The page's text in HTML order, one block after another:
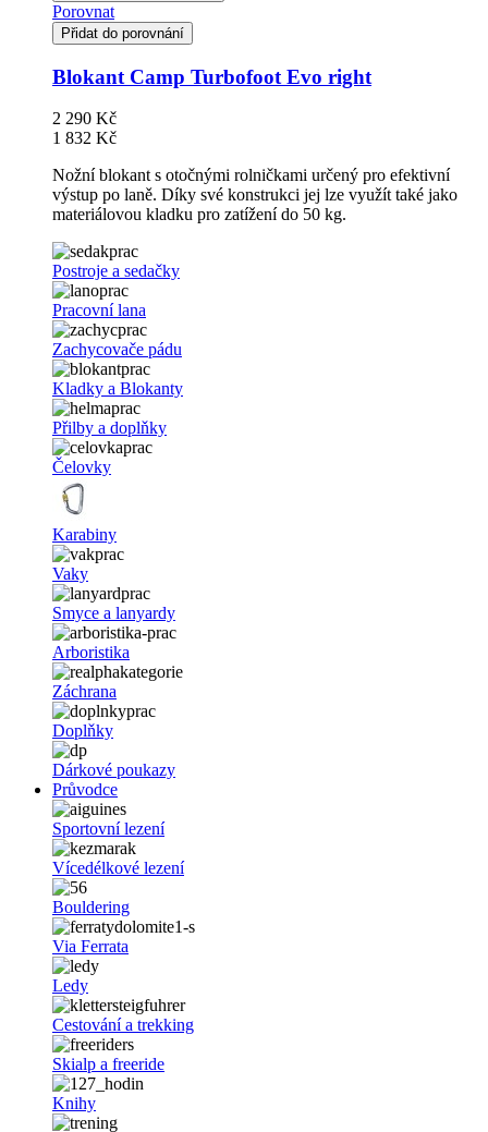
Porovnat
Přidat do porovnání
Blokant Camp Turbofoot Evo right
2 290 Kč
1 832 Kč
Nožní blokant s otočnými rolničkami určený pro efektivní
výstup po laně. Díky své konstrukci jej lze využít také jako
materiálovou kladku pro zatížení do 50 kg.
Postroje a sedačky
Pracovní lana
Zachycovače pádu
Kladky a Blokanty
Přilby a doplňky
Čelovky
Karabiny
Vaky
Smyce a lanyardy
Arboristika
Záchrana
Doplňky
Dárkové poukazy
Průvodce
Sportovní lezení
Vícedélkové lezení
Bouldering
Via Ferrata
Ledy
Cestování a trekking
Skialp a freeride
Knihy